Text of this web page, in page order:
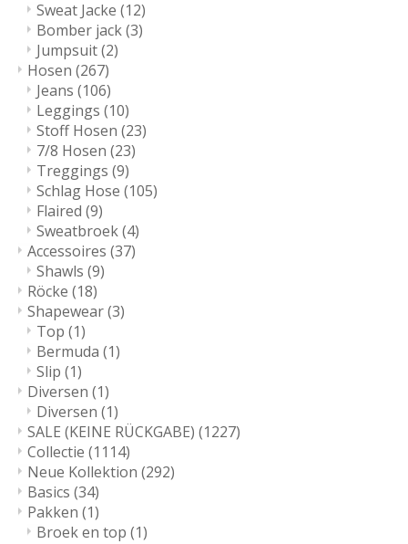
Sweat Jacke (12)
Bomber jack(3)
Jumpsuit(2)
Hosen (267)
Jeans (106)
Leggings (10)
Stoff Hosen (23)
7/8 Hosen (23)
Treggings (9)
Schlag Hose (105)
Flaired (9)
Sweatbroek(4)
Accessoires (37)
Shawls (9)
Röcke (18)
Shapewear(3)
Top (1)
Bermuda (1)
Slip (1)
Diversen (1)
Diversen (1)
SALE (KEINE RÜCKGABE) (1227)
Collectie (1114)
Neue Kollektion (292)
Basics (34)
Pakken (1)
Broek en top (1)